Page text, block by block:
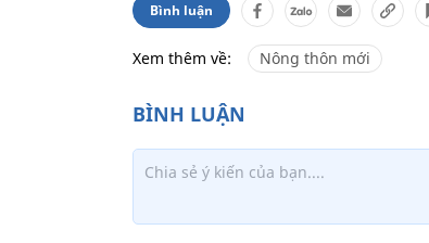
Bình luận
Xem thêm về: Nông thôn mới